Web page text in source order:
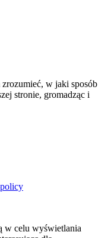
w jaki sposób
stronie, gromadząc i
w celu wyświetlania